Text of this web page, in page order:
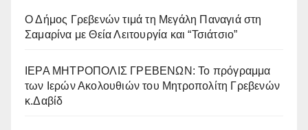
Ο Δήμος Γρεβενών τιμά τη Μεγάλη Παναγιά στη
Σαμαρίνα με Θεία Λειτουργία και “Τσιάτσιο”
ΙΕΡΑ ΜΗΤΡΟΠΟΛΙΣ ΓΡΕΒΕΝΩΝ: Το πρόγραμμα
των Ιερών Ακολουθιών του Μητροπολίτη Γρεβενών
κ.Δαβίδ